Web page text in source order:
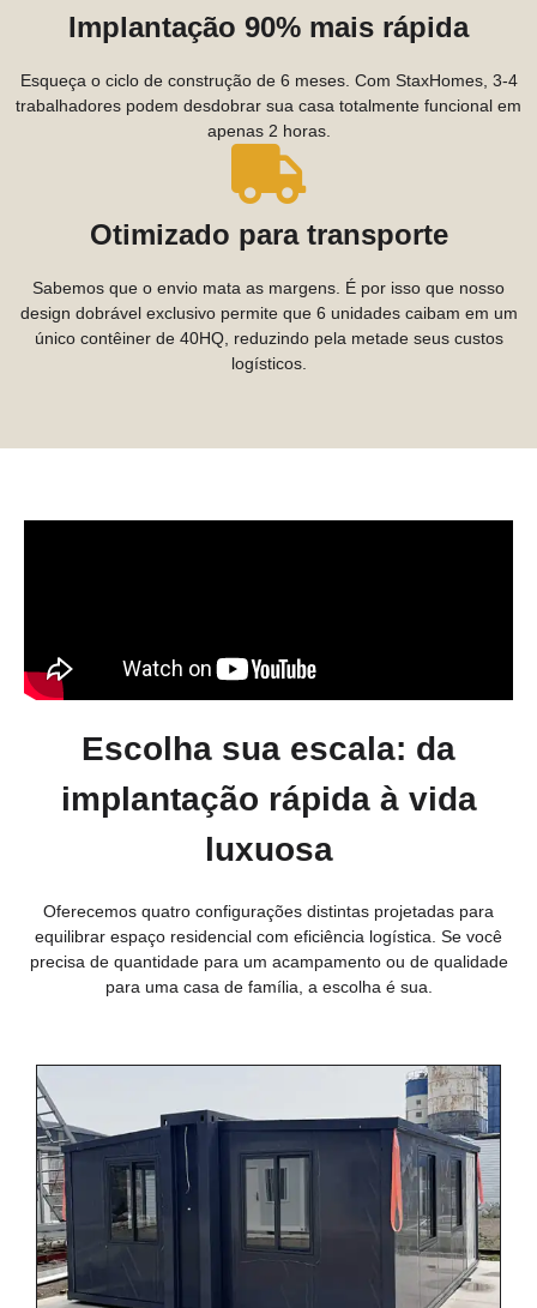
Implantação 90% mais rápida
Esqueça o ciclo de construção de 6 meses. Com StaxHomes, 3-4
trabalhadores podem desdobrar sua casa totalmente funcional em
apenas 2 horas.
Otimizado para transporte
Sabemos que o envio mata as margens. É por isso que nosso
design dobrável exclusivo permite que 6 unidades caibam em um
único contêiner de 40HQ, reduzindo pela metade seus custos
logísticos.
Escolha sua escala: da
implantação rápida à vida
luxuosa
Oferecemos quatro configurações distintas projetadas para
equilibrar espaço residencial com eficiência logística. Se você
precisa de quantidade para um acampamento ou de qualidade
para uma casa de família, a escolha é sua.